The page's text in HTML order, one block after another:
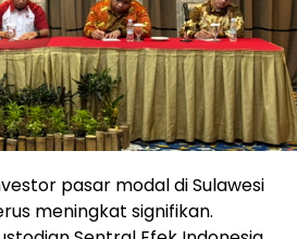
pasar modal di Sulawesi
meningkat signifikan.